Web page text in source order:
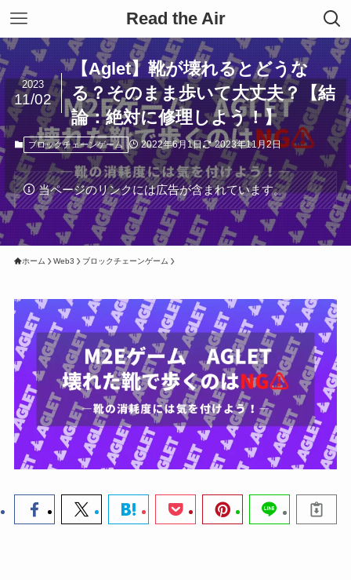
Read the Air
【Aglet】靴が壊れるとどうな
る？そのまま歩いて大丈夫？【結
論：絶対に修理しよう！】
2023
11/02
ブロックチェーンゲーム 2022年6月1日 2023年11月2日
当ページのリンクには広告が含まれています。
ホーム Web3 ブロックチェーンゲーム